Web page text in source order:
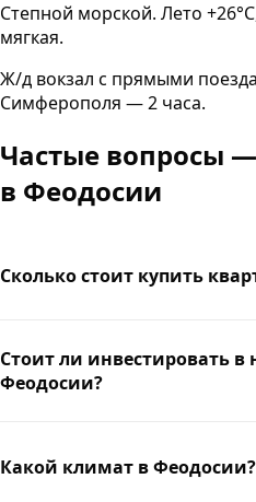
Степной морской. Лето
мягкая.
Ж/д вокзал с прямыми
Симферополя — 2 часа.
Частые вопросы
в Феодосии
Сколько стоит купить
Стоит ли инвестировать
Феодосии?
Какой климат в Феодосии?